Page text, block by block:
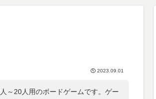
2023.09.01
～20人用のボードゲームです。ゲー